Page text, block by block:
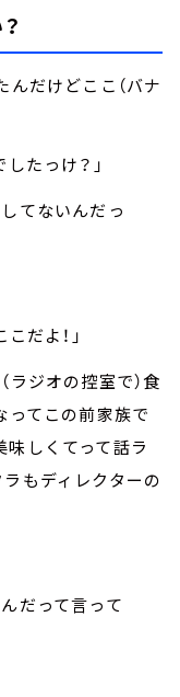
んだけどここ（バナ
たっけ？」
てないんだっ
だよ！」
ラジオの控室で）食
ってこの前家族で
しくてって話ラ
もディレクターの
だって言って